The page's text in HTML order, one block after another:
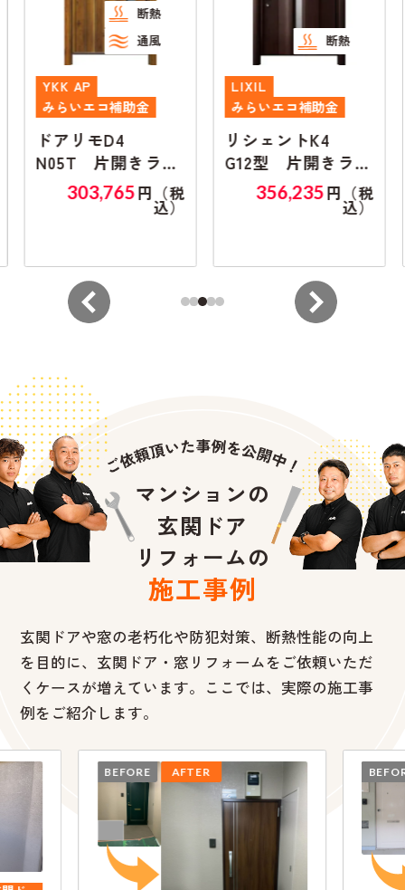
断熱
通風
YKK AP
みらいエコ補助金
ドアリモD4
N05T 片開きラン
マ無し303,765円（税
込）
断熱
LIXIL
みらいエコ補助金
リシェントK4
G12型 片開きラン
マ無し356,235円（税
込）
マンションの
玄関ドア
リフォームの
施工事例
玄関ドアや窓の老朽化や防犯対策、断熱性能の向上
を目的に、 玄関ドア・窓リフォームをご依頼いただ
くケースが増えています。ここでは、実際の施工事
例をご紹介します。
BEFORE AFTER